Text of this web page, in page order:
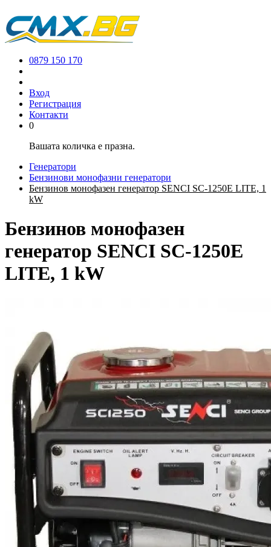
0879 150 170
Вход
Регистрация
Контакти
0
Вашата количка е празна.
Генератори
Бензинови монофазни генератори
Бензинов монофазен генератор SENCI SC-1250E LITE, 1
kW
Бензинов монофазен
генератор SENCI SC-1250E
LITE, 1 kW